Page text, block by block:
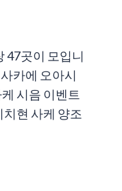
47곳이 모입니
카에 오아시
시음 이벤트
치현 사케 양조